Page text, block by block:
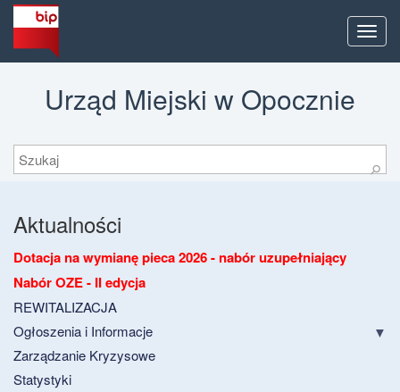
Menu
Urząd Miejski w Opocznie
Szukaj
⚲
Aktualności
Dotacja na wymianę pieca 2026 - nabór uzupełniający
Nabór OZE - II edycja
REWITALIZACJA
Ogłoszenia i Informacje
Zarządzanie Kryzysowe
Statystyki